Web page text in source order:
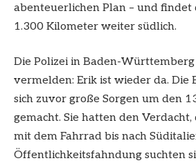
abenteuerlichen Plan – und findet
1.300 Kilometer weiter südlich.
Die Polizei in Baden-
vermelden: Erik ist wieder da. Die
sich zuvor große Sorgen um den
gemacht. Sie hatten den Verdacht,
mit dem Fahrrad bis nach
Öffentlichkeitsfahndung suchten